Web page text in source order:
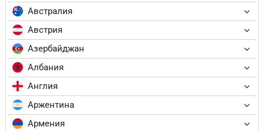
Австралия
Австрия
Азербайджан
Албания
Англия
Аржентина
Армения